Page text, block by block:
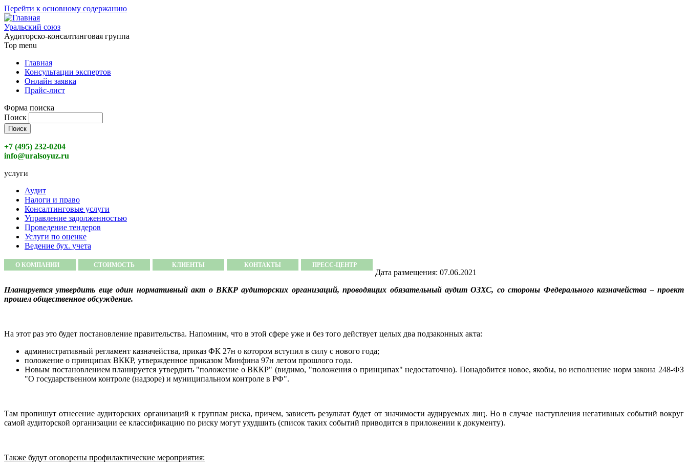
Перейти к основному содержанию
Уральский союз
Аудиторско-консалтинговая группа
Top menu
Главная
Консультации экспертов
Онлайн заявка
Прайс-лист
Форма поиска
Поиск
+7 (495) 232-0204
info@uralsoyuz.ru
услуги
Аудит
Налоги и право
Консалтинговые услуги
Управление задолженностью
Проведение тендеров
Услуги по оценке
Ведение бух. учета
О КОМПАНИИ СТОИМОСТЬ КЛИЕНТЫ КОНТАКТЫ ПРЕСС-ЦЕНТР
Дата размещения: 07.06.2021
Планируется утвердить еще один нормативный акт о ВККР аудиторских организаций, проводящих обязательный аудит ОЗХС, со стороны Федерального казначейства – проект
прошел общественное обсуждение.
На этот раз это будет постановление правительства. Напомним, что в этой сфере уже и без того действует целых два подзаконных акта:
административный регламент казначейства, приказ ФК 27н о котором вступил в силу с нового года;
положение о принципах ВККР, утвержденное приказом Минфина 97н летом прошлого года.
Новым постановлением планируется утвердить "положение о ВККР" (видимо, "положения о принципах" недостаточно). Понадобится новое, якобы, во исполнение норм закона 248-ФЗ
"О государственном контроле (надзоре) и муниципальном контроле в РФ".
Там пропишут отнесение аудиторских организаций к группам риска, причем, зависеть результат будет от значимости аудируемых лиц. Но в случае наступления негативных событий вокруг
самой аудиторской организации ее классификацию по риску могут ухудшить (список таких событий приводится в приложении к документу).
Также будут оговорены профилактические мероприятия: